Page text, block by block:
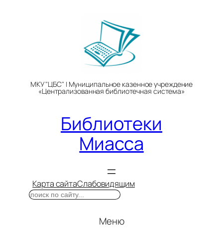
МКУ "ЦБС" | Муниципальное казенное учреждение
«Централизованная библиотечная система»
Библиотеки
Миасса
Карта сайтаСлабовидящим
Поиск
Меню